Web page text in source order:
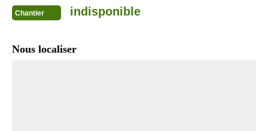
Chantier indisponible
Nous localiser